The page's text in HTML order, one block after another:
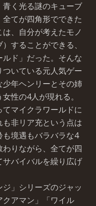
く光る謎のキューブ
てが四角形でできた
、自分が考えたモノ
することができる、
ド」だった。そんな
いている元人気ゲー
年ヘンリーとその姉
性の4人が現れる。
マイクラワールドに
非リア充という点は
境遇もバラバラな4
りながら、全てが四
バイバルを繰り広げ
」シリーズのジャッ
アマン」「ワイル